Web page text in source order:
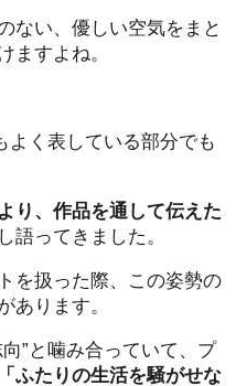
ない、優しい空気をまと
ますよね。
よく表している部分でも
り、作品を通して伝えた
語ってきました。
を扱った際、この姿勢の
あります。
”と噛み合っていて、プ
「ふたりの生活を騒がせな